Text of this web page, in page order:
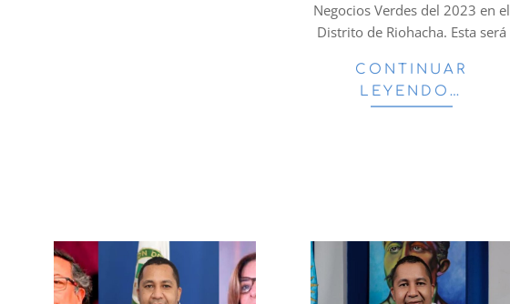
Negocios Verdes del 2023 en el
Distrito de Riohacha. Esta será
CONTINUAR
LEYENDO…